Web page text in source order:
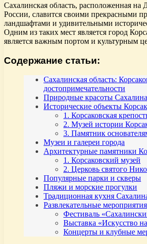
Сахалинская область, расположенная на
России, славится своими прекрасными
ландшафтами и удивительными
Одним из таких мест является город
является важным портом и культурным
Содержание статьи:
Сахалинская область:
достопримечательности
Природные красоты Сахалина
Исторические объекты
1. Корсаковская
2. Музей истории
3. Памятник
Музеи и галереи города
Архитектурные памятники
1. Корсаковский музей
2. Церковь святого
Популярные парки и скверы
Пляжи и морские прогулки
Традиционная кухня
Развлекательные
Фестиваль
Выставка «Искусство
Концерты и клубные